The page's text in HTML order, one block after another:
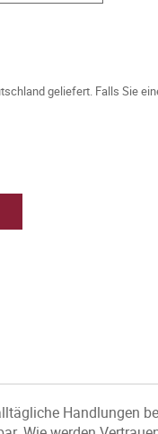
geliefert. Falls Sie
Handlungen